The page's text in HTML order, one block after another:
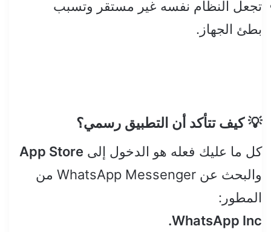
تجعل النظام نفسه غير مستقر وتسبب
بطئ الجهاز.
💡 كيف تتأكد أن التطبيق رسمي؟
كل ما عليك فعله هو الدخول إلى App Store
والبحث عن WhatsApp Messenger من
المطور:
WhatsApp Inc.